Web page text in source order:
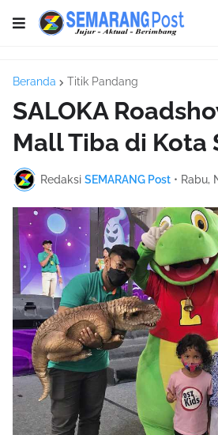
Beranda Titik Pandang
SALOKA
Mall Tiba di Kota
Redaksi SEMARANG Post • Rabu,